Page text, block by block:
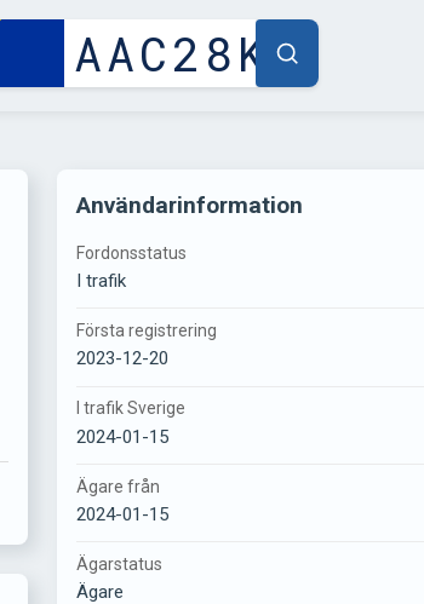
Användarinformation
Fordonsstatus
I trafik
Första registrering
2023-12-20
I trafik Sverige
2024-01-15
Ägare från
2024-01-15
Ägarstatus
Ägare